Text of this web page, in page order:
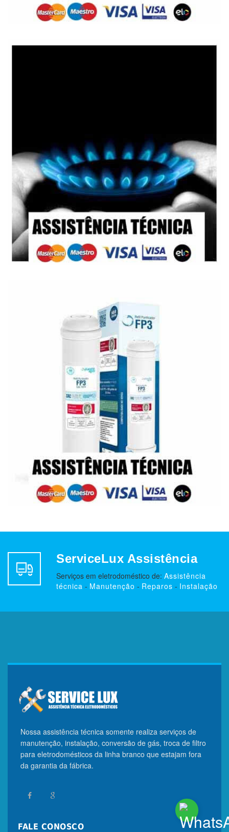
ServiceLux Assistência
Serviços em eletrodoméstico de: Assistência
técnica - Manutenção - Reparos - Instalação
Nossa assistência técnica somente realiza serviços de
manutenção, instalação, conversão de gás, troca de filtro
para eletrodomésticos da linha branco que estajam fora
da garantia da fábrica.
FALE CONOSCO